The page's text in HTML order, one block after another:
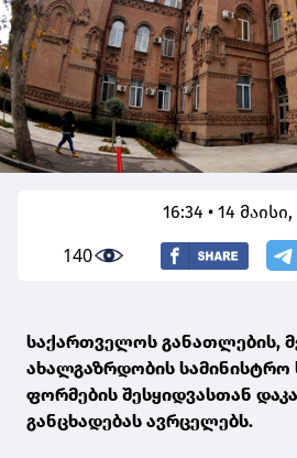
16:34 • 14
140
საქართველოს განათლების,
ახალგაზრდობის
ფორმების შესყიდვასთან
განცხადებას ავრცელებს.